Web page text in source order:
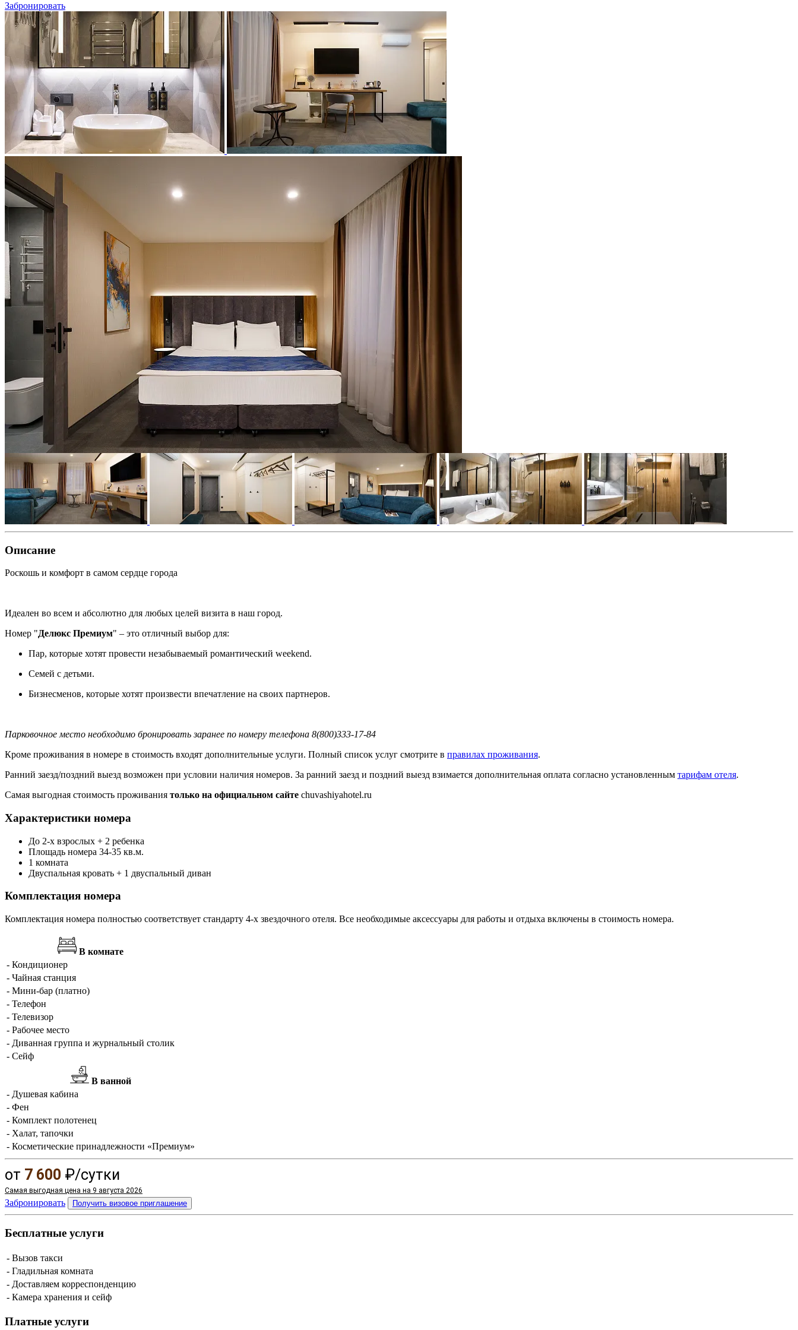
Забронировать
Описание
Роскошь и комфорт в самом сердце города
Идеален во всем и абсолютно для любых целей визита в наш город.
Номер "Делюкс Премиум" – это отличный выбор для:
Пар, которые хотят провести незабываемый романтический weekend.
Семей с детьми.
Бизнесменов, которые хотят произвести впечатление на своих партнеров.
Парковочное место необходимо бронировать заранее по номеру телефона 8(800)333-17-84
Кроме проживания в номере в стоимость входят дополнительные услуги. Полный список услуг смотрите в правилах проживания.
Ранний заезд/поздний выезд возможен при условии наличия номеров. За ранний заезд и поздний выезд взимается дополнительная оплата согласно установленным тарифам отеля.
Самая выгодная стоимость проживания только на официальном сайте chuvashiyahotel.ru
Характеристики номера
До 2-х взрослых + 2 ребенка
Площадь номера 34-35 кв.м.
1 комната
Двуспальная кровать + 1 двуспальный диван
Комплектация номера
Комплектация номера полностью соответствует стандарту 4-х звездочного отеля. Все необходимые аксессуары для работы и отдыха включены в стоимость номера.
В комнате
- Кондиционер
- Чайная станция
- Мини-бар (платно)
- Телефон
- Телевизор
- Рабочее место
- Диванная группа и журнальный столик
- Сейф
В ванной
- Душевая кабина
- Фен
- Комплект полотенец
- Халат, тапочки
- Косметические принадлежности «Премиум»
от 7 600 ₽/сутки
Самая выгодная цена на 9 августа 2026
Забронировать Получить визовое приглашение
Бесплатные услуги
- Вызов такси
- Гладильная комната
- Доставляем корреспонденцию
- Камера хранения и сейф
Платные услуги